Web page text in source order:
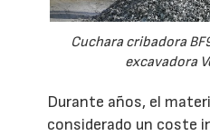
Cuchara cribadora
excavadora
Durante años, el
considerado un coste